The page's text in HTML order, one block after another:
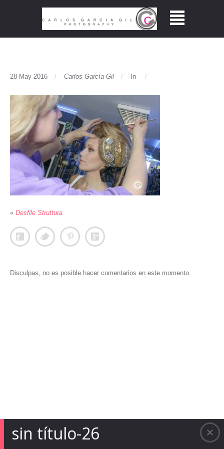
sin título-26
28 May 2016 Carlos García Gil In
« Desfile Struttura
Disculpas, no es posible hacer comentarios en este momento.